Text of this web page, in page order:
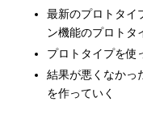
最新のプロトタイ
ン機能のプロトタ
プロトタイプを使
結果が悪くなかっ
を作っていく